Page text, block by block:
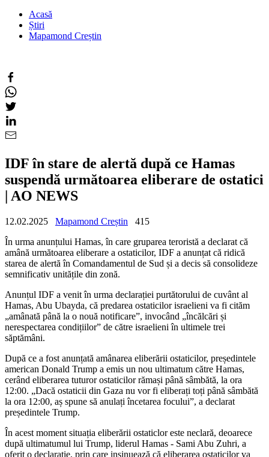
Acasă
Știri
Mapamond Creștin
IDF în stare de alertă după ce Hamas
suspendă următoarea eliberare de ostatici
| AO NEWS
12.02.2025 Mapamond Creștin
415
În urma anunțului Hamas, în care gruparea teroristă a declarat că
amână următoarea eliberare a ostaticilor, IDF a anunțat că ridică
starea de alertă în Comandamentul de Sud și a decis să consolideze
semnificativ unitățile din zonă.
Anunțul IDF a venit în urma declarației purtătorului de cuvânt al
Hamas, Abu Ubayda, că predarea ostaticilor israelieni va fi cităm
„amânată până la o nouă notificare”, invocând „încălcări și
nerespectarea condițiilor” de către israelieni în ultimele trei
săptămâni.
După ce a fost anunțată amânarea eliberării ostaticilor, președintele
american Donald Trump a emis un nou ultimatum către Hamas,
cerând eliberarea tuturor ostaticilor rămași până sâmbătă, la ora
12:00. „Dacă ostaticii din Gaza nu vor fi eliberați toți până sâmbătă
la ora 12:00, aș spune să anulați încetarea focului”, a declarat
președintele Trump.
În acest moment situația eliberării ostaticlor este neclară, deoarece
după ultimatumul lui Trump, liderul Hamas - Sami Abu Zuhri, a
oferit o declarație, prin care insinuează că eliberarea ostaticilor va